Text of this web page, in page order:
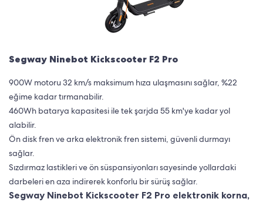
Segway Ninebot Kickscooter F2 Pro
900W motoru 32 km/s maksimum hıza ulaşmasını sağlar, %22
eğime kadar tırmanabilir​.
460Wh batarya kapasitesi ile tek şarjda 55 km'ye kadar yol
alabilir.
Ön disk fren ve arka elektronik fren sistemi, güvenli durmayı
sağlar.
Sızdırmaz lastikleri ve ön süspansiyonları sayesinde yollardaki
darbeleri en aza indirerek konforlu bir sürüş sağlar.
Segway Ninebot Kickscooter F2 Pro elektronik korna,